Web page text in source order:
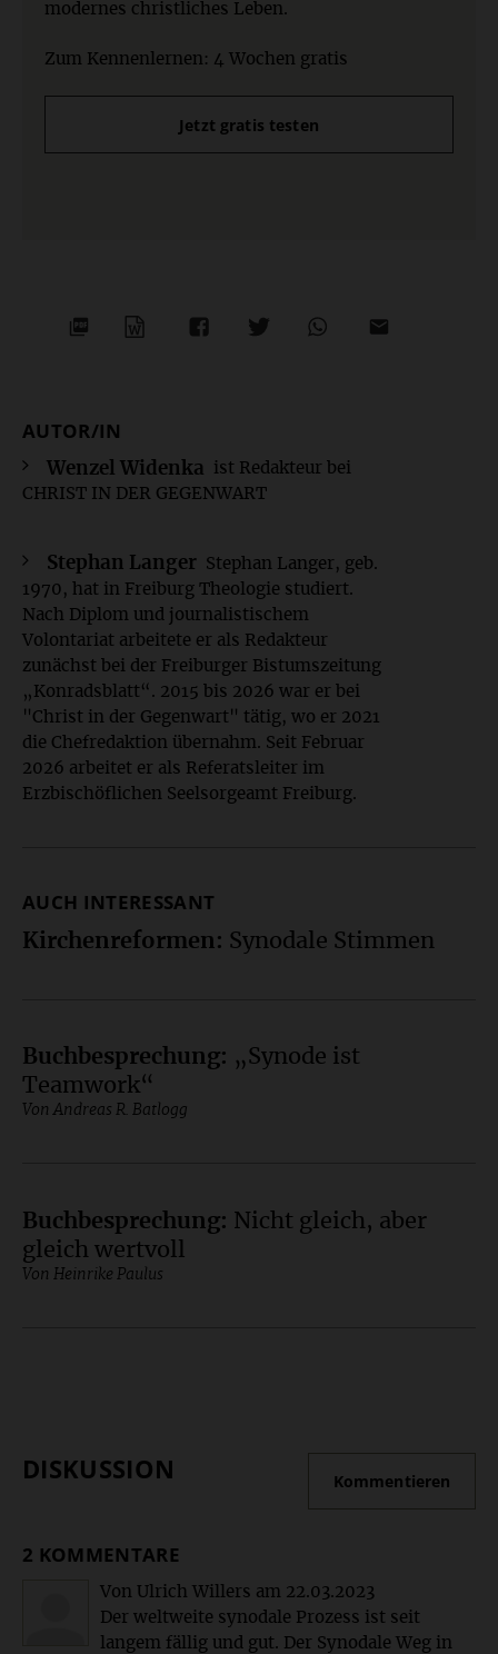
modernes christliches Leben.
Zum Kennenlernen: 4 Wochen gratis
Jetzt gratis testen
Überschrift
Artikel-
Infos
AUTOR/IN
Wenzel Widenka
ist Redakteur bei
CHRIST IN DER GEGENWART
Stephan Langer
Stephan Langer, geb.
1970, hat in Freiburg Theologie studiert.
Nach Diplom und journalistischem
Volontariat arbeitete er als Redakteur
zunächst bei der Freiburger Bistumszeitung
„Konradsblatt“. 2015 bis 2026 war er bei
"Christ in der Gegenwart" tätig, wo er 2021
die Chefredaktion übernahm. Seit Februar
2026 arbeitet er als Referatsleiter im
Erzbischöflichen Seelsorgeamt Freiburg.
AUCH INTERESSANT
Kirchenreformen: Synodale Stimmen
Buchbesprechung: „Synode ist
Teamwork“
Von Andreas R. Batlogg
Buchbesprechung: Nicht gleich, aber
gleich wertvoll
Von Heinrike Paulus
DISKUSSION Kommentieren
2 KOMMENTARE
Von Ulrich Willers am 22.03.2023
Der weltweite synodale Prozess ist seit
langem fällig und gut. Der Synodale Weg in